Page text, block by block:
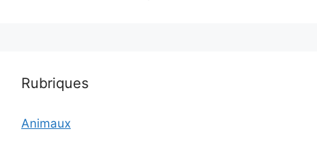
Rubriques
Animaux